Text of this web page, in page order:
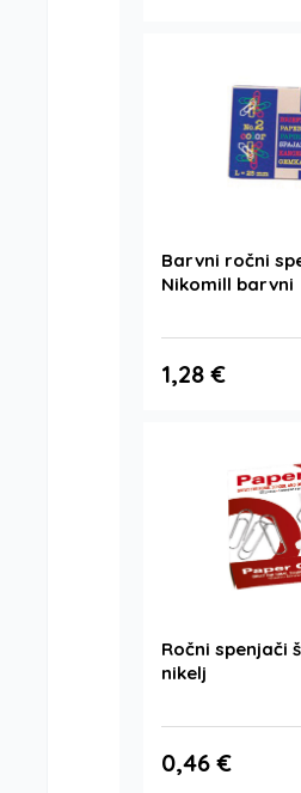
Barvni ročni
Nikomill barvni
1,28 €
Ročni spenjači
nikelj
0,46 €